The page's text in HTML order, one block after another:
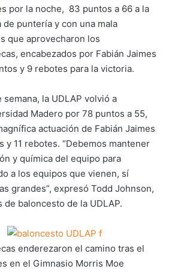
por la noche, 83 puntos a 66 a la
de puntería y con una mala
que aprovecharon los
encabezados por Fabián Jaimes
y 9 rebotes para la victoria.
la UDLAP volvió a
Madero por 78 puntos a 55,
actuación de Fabián Jaimes
y 11 rebotes. “Debemos mantener
y química del equipo para
a los equipos que vienen, sí
grandes”, expresó Todd Johnson,
baloncesto de la UDLAP.
enderezaron el camino tras el
en el Gimnasio Morris Moe